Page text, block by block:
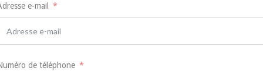
e-mail
de téléphone